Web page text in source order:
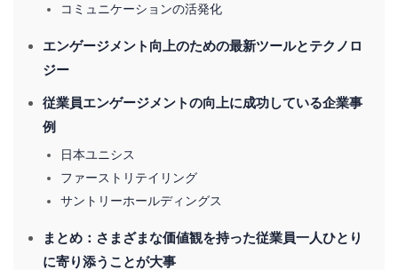
コミュニケーションの活発化
エンゲージメント向上のための最新ツールとテクノロ
ジー
従業員エンゲージメントの向上に成功している企業事
例
日本ユニシス
ファーストリテイリング
サントリーホールディングス
まとめ：さまざまな価値観を持った従業員一人ひとり
に寄り添うことが大事